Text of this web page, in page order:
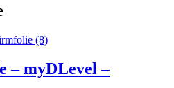
– myDLevel –